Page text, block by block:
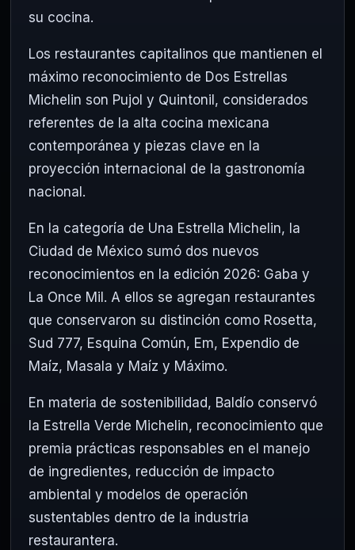
su cocina.
Los restaurantes capitalinos que mantienen el
máximo reconocimiento de Dos Estrellas
Michelin son Pujol y Quintonil, considerados
referentes de la alta cocina mexicana
contemporánea y piezas clave en la
proyección internacional de la gastronomía
nacional.
En la categoría de Una Estrella Michelin, la
Ciudad de México sumó dos nuevos
reconocimientos en la edición 2026: Gaba y
La Once Mil. A ellos se agregan restaurantes
que conservaron su distinción como Rosetta,
Sud 777, Esquina Común, Em, Expendio de
Maíz, Masala y Maíz y Máximo.
En materia de sostenibilidad, Baldío conservó
la Estrella Verde Michelin, reconocimiento que
premia prácticas responsables en el manejo
de ingredientes, reducción de impacto
ambiental y modelos de operación
sustentables dentro de la industria
restaurantera.